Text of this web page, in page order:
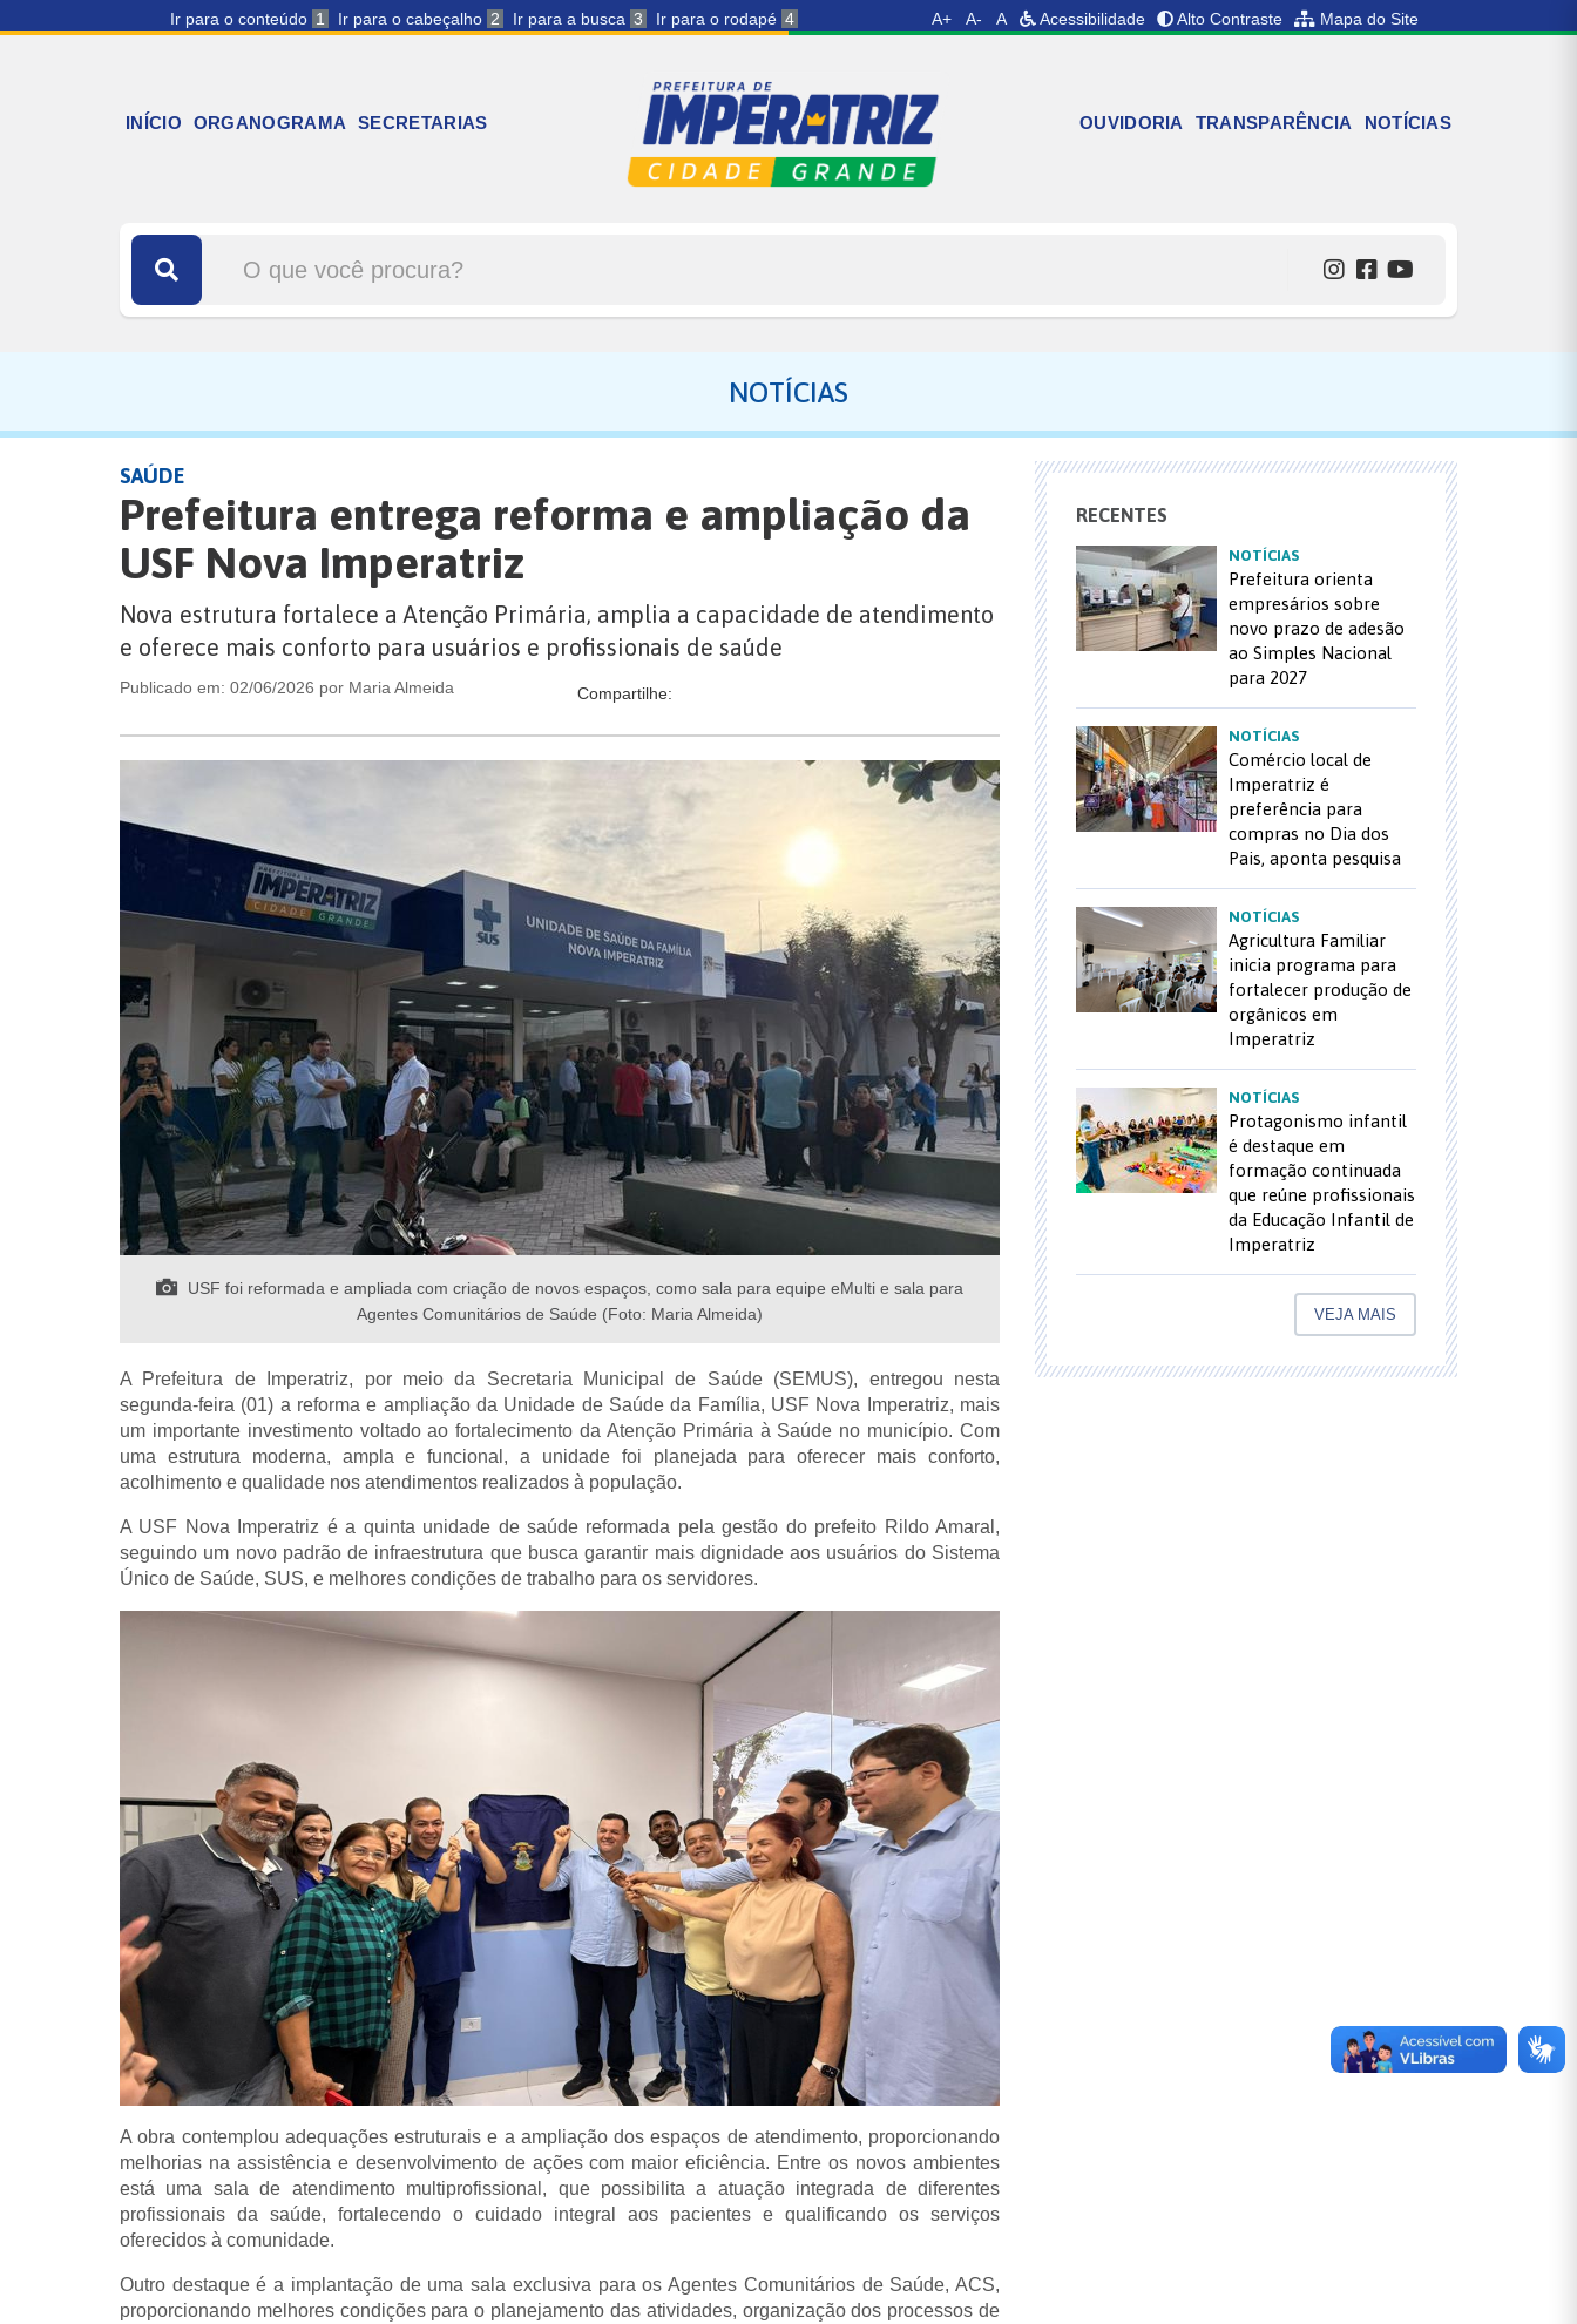
Ir para o conteúdo 1 Ir para o cabeçalho 2 Ir para a busca 3 Ir para o rodapé 4 A+ A- A Acessibilidade Alto Contraste Mapa do Site
INÍCIO ORGANOGRAMA SECRETARIAS OUVIDORIA TRANSPARÊNCIA NOTÍCIAS
NOTÍCIAS
SAÚDE
Prefeitura entrega reforma e ampliação da
USF Nova Imperatriz
Nova estrutura fortalece a Atenção Primária, amplia a capacidade de atendimento
e oferece mais conforto para usuários e profissionais de saúde
Publicado em: 02/06/2026 por Maria Almeida Compartilhe:
USF foi reformada e ampliada com criação de novos espaços, como sala para equipe eMulti e sala para
Agentes Comunitários de Saúde (Foto: Maria Almeida)
A Prefeitura de Imperatriz, por meio da Secretaria Municipal de Saúde (SEMUS), entregou nesta
segunda-feira (01) a reforma e ampliação da Unidade de Saúde da Família, USF Nova Imperatriz, mais
um importante investimento voltado ao fortalecimento da Atenção Primária à Saúde no município. Com
uma estrutura moderna, ampla e funcional, a unidade foi planejada para oferecer mais conforto,
acolhimento e qualidade nos atendimentos realizados à população.
A USF Nova Imperatriz é a quinta unidade de saúde reformada pela gestão do prefeito Rildo Amaral,
seguindo um novo padrão de infraestrutura que busca garantir mais dignidade aos usuários do Sistema
Único de Saúde, SUS, e melhores condições de trabalho para os servidores.
A obra contemplou adequações estruturais e a ampliação dos espaços de atendimento, proporcionando
melhorias na assistência e desenvolvimento de ações com maior eficiência. Entre os novos ambientes
está uma sala de atendimento multiprofissional, que possibilita a atuação integrada de diferentes
profissionais da saúde, fortalecendo o cuidado integral aos pacientes e qualificando os serviços
oferecidos à comunidade.
Outro destaque é a implantação de uma sala exclusiva para os Agentes Comunitários de Saúde, ACS,
proporcionando melhores condições para o planejamento das atividades, organização dos processos de
RECENTES
NOTÍCIAS
Prefeitura orienta
empresários sobre
novo prazo de adesão
ao Simples Nacional
para 2027
NOTÍCIAS
Comércio local de
Imperatriz é
preferência para
compras no Dia dos
Pais, aponta pesquisa
NOTÍCIAS
Agricultura Familiar
inicia programa para
fortalecer produção de
orgânicos em
Imperatriz
NOTÍCIAS
Protagonismo infantil
é destaque em
formação continuada
que reúne profissionais
da Educação Infantil de
Imperatriz
VEJA MAIS